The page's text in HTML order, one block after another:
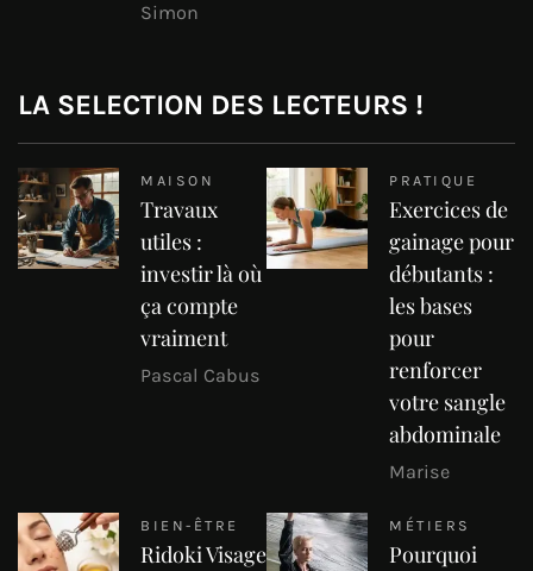
Simon
LA SELECTION DES LECTEURS !
MAISON
Travaux
utiles :
investir là où
ça compte
vraiment
Pascal Cabus
PRATIQUE
Exercices de
gainage pour
débutants :
les bases
pour
renforcer
votre sangle
abdominale
Marise
BIEN-ÊTRE
Ridoki Visage
MÉTIERS
Pourquoi